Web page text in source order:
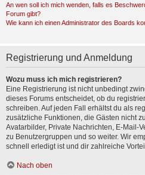
An wen soll ich mich wenden, falls es
Forum gibt?
Wie kann ich einen Administrator des Boards
Registrierung und Anmeldung
Wozu muss ich mich registrieren?
Eine Registrierung ist nicht unbedingt
dieses Forums entscheidet, ob du
schreiben. Auf jeden Fall erhältst du als
zusätzliche Funktionen, die Gästen nicht
Avatarbilder, Private Nachrichten, E-Mail-
zu Benutzergruppen und so weiter. Wir
schnell erledigt ist und dir zahlreiche
Nach oben